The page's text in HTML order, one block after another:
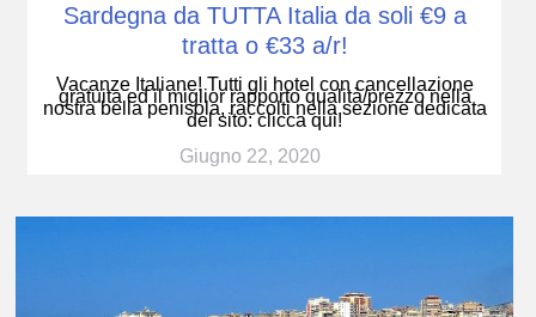
Sardegna da TUTTA Italia da soli €9 a
tratta o €33 a/r!
Vacanze Italiane! Tutti gli hotel con cancellazione
gratuita ed il miglior rapporto qualità/prezzo nella
nostra bella penisola, raccolti nella sezione dedicata
del sito: clicca qui!
Giugno 22, 2020